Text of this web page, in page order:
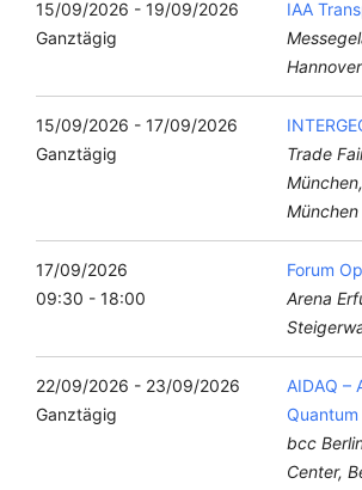
15/09/2026 - 19/09/2026
Ganztägig
IAA
15/09/2026 - 17/09/2026
Ganztägig
Trade
17/09/2026
09:30 - 18:00
Forum
Arena
22/09/2026 - 23/09/2026
Ganztägig
AIDAQ –
bcc
Center,